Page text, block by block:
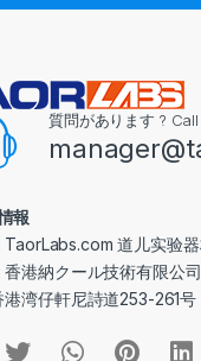
質問があります ?
報
TaorLabs.com 道儿实验
香港納クール技術有限公司
港湾仔軒尼詩道253-261